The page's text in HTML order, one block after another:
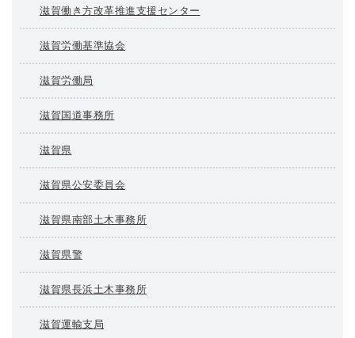
滋賀働き方改革推進支援センター
滋賀労働基準協会
滋賀労働局
滋賀国道事務所
滋賀県
滋賀県公安委員会
滋賀県南部土木事務所
滋賀県警
滋賀県長浜土木事務所
滋賀運輸支局